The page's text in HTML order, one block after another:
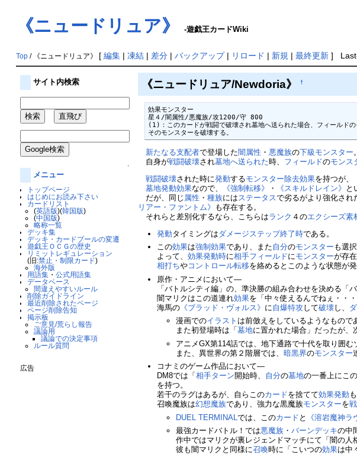
《ニュードリュア》 -遊戯王カードWiki
Top/ 《ニュードリュア》 [ 編集| 凍結| 差分| バックアップ| リロード | 新規 | 最終更新] Last-
サイト内検索
↑
メニュー
トップページ
はじめにお読み下さい
カードリスト
(英語版)(韓国版)
(中国版)
略称一覧
デッキ集
デッキ・カードプールの変遷
遊戯王ＯＣＧの歴史
リミットレギュレーション
(旧:禁止・制限カード)
海外版
用語集・ 公式用語集
データベース
間違えやすいルール
削除ガイドライン
最近削除されたページ
ページ削除告知
掲示板
ご意見/荒らし報告
議論用
議論での決定事項
ルール質問
広告
《ニュードリュア/Newdoria》†
効果モンスター
星４/闇属性/悪魔族/攻1200/守 800
(1)：このカードが戦闘で破壊され墓地へ送られた場合、フィールドの
そのモンスターを破壊する。
新たなる支配者で登場した闇属性 ・悪魔族の下級モンスター。
自身が戦闘破壊され墓地へ送られた時、 フィールドのモンス
戦闘破壊された時に発動するモンスター除去効果を持つが、
墓地発動効果なので、 《強制転移》 ・ 《スキルドレイン》 と
だが、同じ 属性 ・種族には ステータスで劣るがより強化され
リアー・ファントム》 も存在する。
それらと差別化するなら、こちらはランク ４のエクシーズ素
発動タイミングはダメージステップ終了時である。
この効果は強制効果であり、また自分のモンスター も選
よって、効果発動時に相手フィールドにモンスターが存
相打ちやコントロール転移を絡めるとこのような状態が発
原作・アニメにおいて―
「バトルシティ編」の、準決勝の組み合わせを決める「
闇マリクはこの道連れ効果を「中々使えるんでねぇ・・
海馬の 《ブラッド・ヴォルス》 に自爆特攻して破壊し、
漫画でのイラスト は前倣えをしているようなもので
また初登場時は「墓地に置かれた場合」だったが、
アニメGX第114話では、地下通路で十代を取り囲む
また、異世界の第２階層では、暗黒界のモンスター
コナミのゲーム作品において―
DM8では「相手ターン開始時、 自分の墓地の一番上にこの
を持つ。
若干のラグはあるが、自らこのカードを捨てて効果発動
召喚魔族は幻想魔族であり、強力な黒魔族モンスターを
DUEL TERMINALでは、このカード と 《溶岩魔神ラ
最強カードバトル！では悪魔族 ・バーンデッキの中
作中ではマリクが裏レジェンドマッチにて「闇の人
彼も闇マリクと同様に召喚時に「こいつの効果は中